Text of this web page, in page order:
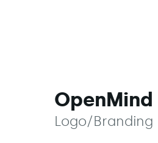
OpenMind
Logo/Branding